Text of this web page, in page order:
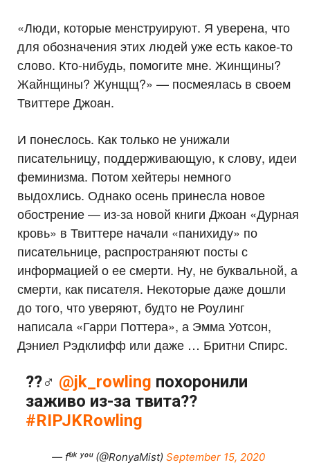
«Люди, которые менструируют. Я уверена, что
для обозначения этих людей уже есть какое-то
слово. Кто-нибудь, помогите мне. Жинщины?
Жайнщины? Жунщщ?» — посмеялась в своем
Твиттере Джоан.
И понеслось. Как только не унижали
писательницу, поддерживающую, к слову, идеи
феминизма. Потом хейтеры немного
выдохлись. Однако осень принесла новое
обострение — из-за новой книги Джоан «Дурная
кровь» в Твиттере начали «панихиду» по
писательнице, распространяют посты с
информацией о ее смерти. Ну, не буквальной, а
смерти, как писателя. Некоторые даже дошли
до того, что уверяют, будто не Роулинг
написала «Гарри Поттера», а Эмма Уотсон,
Дэниел Рэдклифф или даже … Бритни Спирс.
??‍♂️ @jk_rowling похоронили
заживо из-за твита?️‍?
#RIPJKRowling
— fᵘͨᵏ ʸºᵘ (@RonyaMist) September 15, 2020